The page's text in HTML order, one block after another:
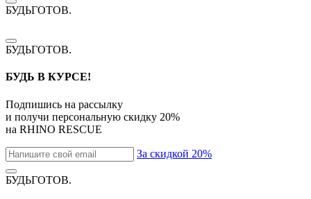
БУДЬГОТОВ.
БУДЬГОТОВ.
БУДЬ В КУРСЕ!
Подпишись на рассылку
и получи персональную скидку 20%
на RHINO RESCUE
За скидкой 20%
БУДЬГОТОВ.